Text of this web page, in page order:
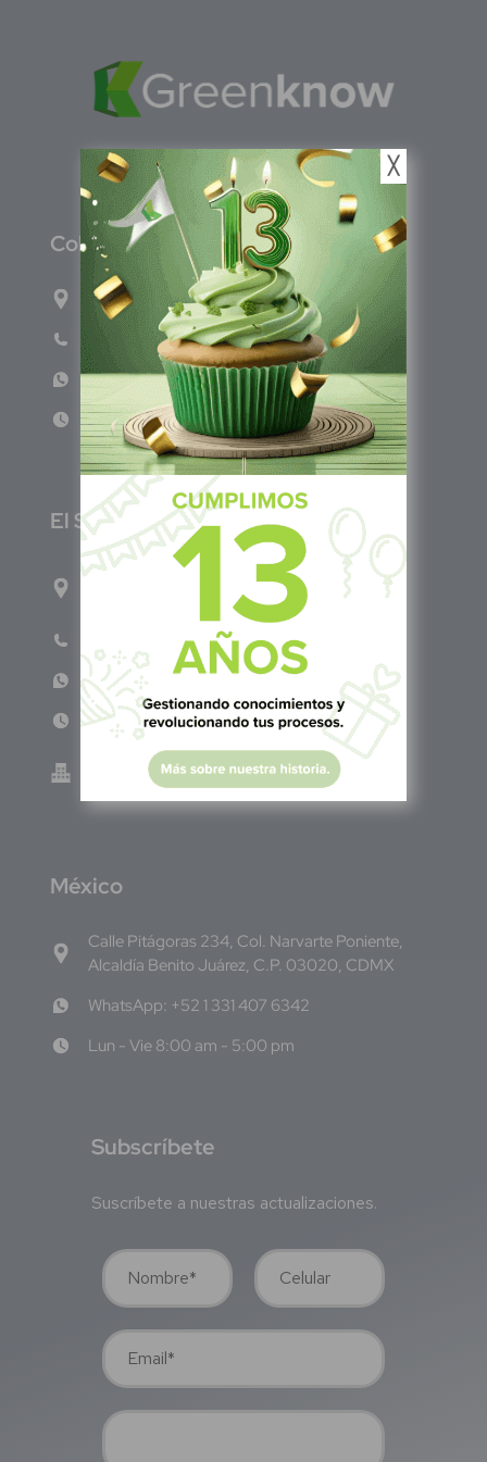
Colombia
Carrera 71G #117-67 INT 3 OFI 701
Teléfono: (601) 522 3869
WhatsApp: +57 317 4651554
Lun - Vie 8:00am - 5:00pm
El Salvador
1ro Cll Pte, y 61 Av Nte, #3206, Local 9, San
Teléfono: +503 6986 1402
WhatsApp: +503 7687 3923
Lun - Vie 8:00am - 5:00pm
Green Know S.A de C.V - El Salvador 0614-
220118-102-0
México
Calle Pitágoras 234, Col. Narvarte Poniente,
Alcaldía Benito Juárez, C.P. 03020, CDMX
WhatsApp: +52 1 331 407 6342
Lun - Vie 8:00 am - 5:00 pm
Subscríbete
Suscríbete a nuestras actualizaciones.
╳